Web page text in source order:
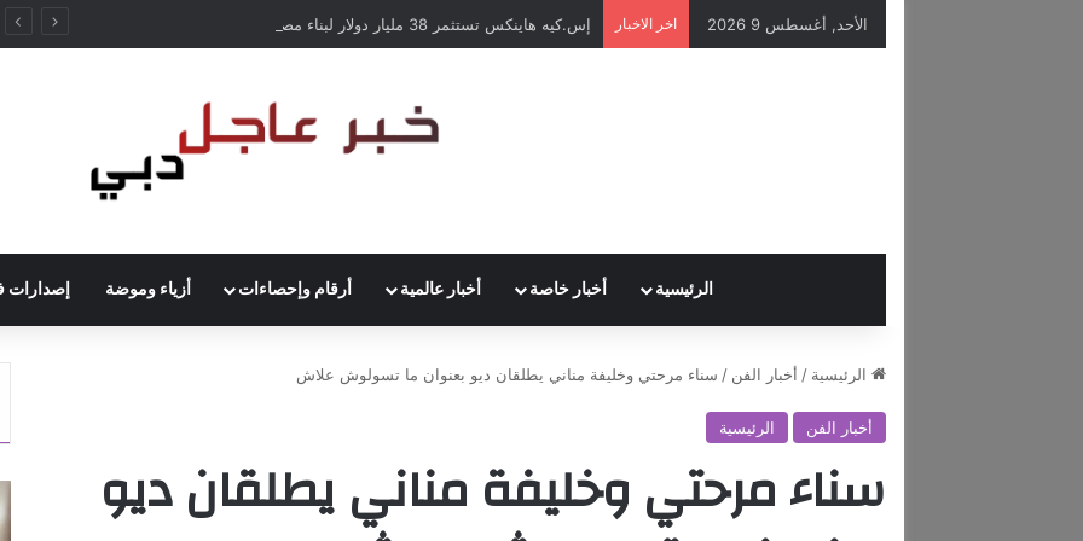
الأحد, أغسطس 9 2026 اخر الاخبار
الرئيسية أخبار خاصة أخبار عالمية أرقام وإحصاءات أزياء وموضة إصدارات
الرئيسية / أخبار الفن / سناء مرحتي وخليفة مناني يطلقان ديو بعنوان ما تسولوش علاش
أخبار الفن الرئيسية
سناء مرحتي وخليفة مناني يطلقان ديو